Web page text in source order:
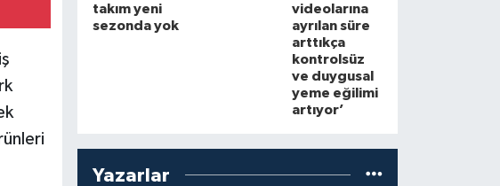
takım yeni
sezonda yok
videolarına
ayrılan süre
arttıkça
kontrolsüz
ve duygusal
yeme eğilimi
artıyor’
Yazarlar